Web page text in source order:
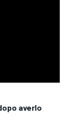
averlo